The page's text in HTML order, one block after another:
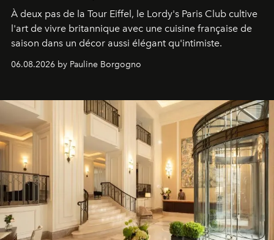
À deux pas de la Tour Eiffel, le Lordy's Paris Club cultive
l'art de vivre britannique avec une cuisine française de
saison dans un décor aussi élégant qu'intimiste.
06.08.2026 by Pauline Borgogno